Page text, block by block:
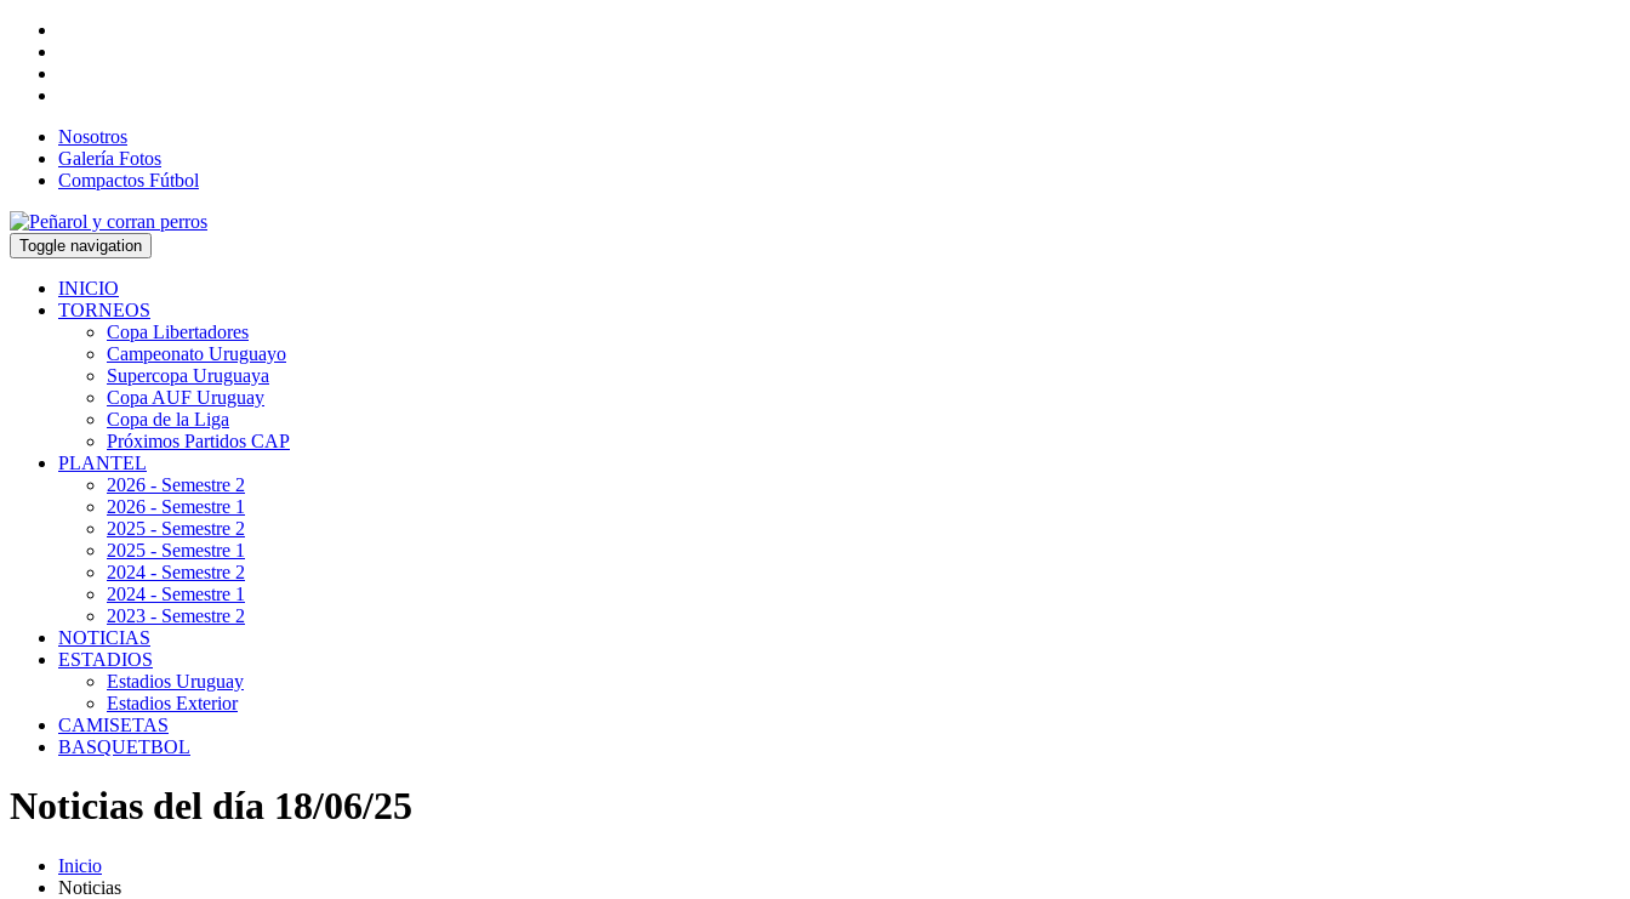
Nosotros
Galería Fotos
Compactos Fútbol
Toggle navigation
INICIO
TORNEOS
Copa Libertadores
Campeonato Uruguayo
Supercopa Uruguaya
Copa AUF Uruguay
Copa de la Liga
Próximos Partidos CAP
PLANTEL
2026 - Semestre 2
2026 - Semestre 1
2025 - Semestre 2
2025 - Semestre 1
2024 - Semestre 2
2024 - Semestre 1
2023 - Semestre 2
NOTICIAS
ESTADIOS
Estadios Uruguay
Estadios Exterior
CAMISETAS
BASQUETBOL
Noticias del día 18/06/25
Inicio
Noticias